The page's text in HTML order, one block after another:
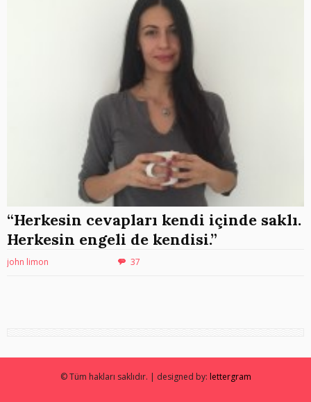
“Herkesin cevapları kendi içinde saklı.
Herkesin engeli de kendisi.”
john limon 37
© Tüm hakları saklıdır. | designed by: lettergram